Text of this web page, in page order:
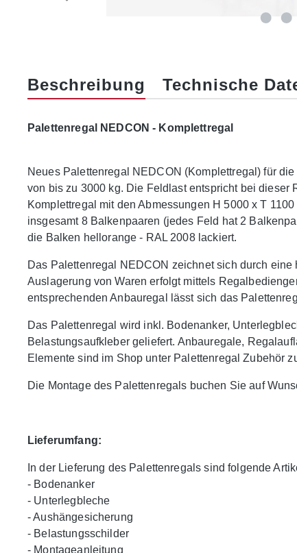
Beschreibung Technische
Palettenregal NEDCON - Komplettregal
Neues Palettenregal NEDCON (Komplettregal) für
von bis zu 3000 kg. Die Feldlast entspricht bei dieser
Komplettregal mit den Abmessungen H 5000 x T
insgesamt 8 Balkenpaaren (jedes Feld hat 2
die Balken hellorange - RAL 2008 lackiert.
Das Palettenregal NEDCON zeichnet sich durch
Auslagerung von Waren erfolgt mittels
entsprechenden Anbauregal lässt sich das
Das Palettenregal wird inkl. Bodenanker,
Belastungsaufkleber geliefert. Anbauregale,
Elemente sind im Shop unter Palettenregal Zubehör
Die Montage des Palettenregals buchen Sie auf
Lieferumfang:
In der Lieferung des Palettenregals sind folgende
- Bodenanker
- Unterlegbleche
- Aushängesicherung
- Belastungsschilder
- Montageanleitung